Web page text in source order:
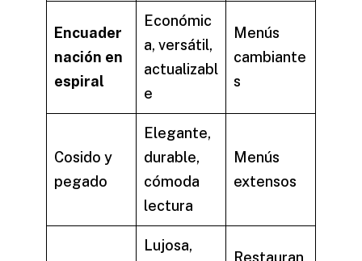
Encuader
nación en
espiral
Económic
a, versátil,
actualizabl
e
Menús
cambiante
s
Cosido y
pegado
Elegante,
durable,
cómoda
lectura
Menús
extensos
Lujosa,
Restauran